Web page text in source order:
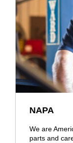
NAPA
We are
parts and